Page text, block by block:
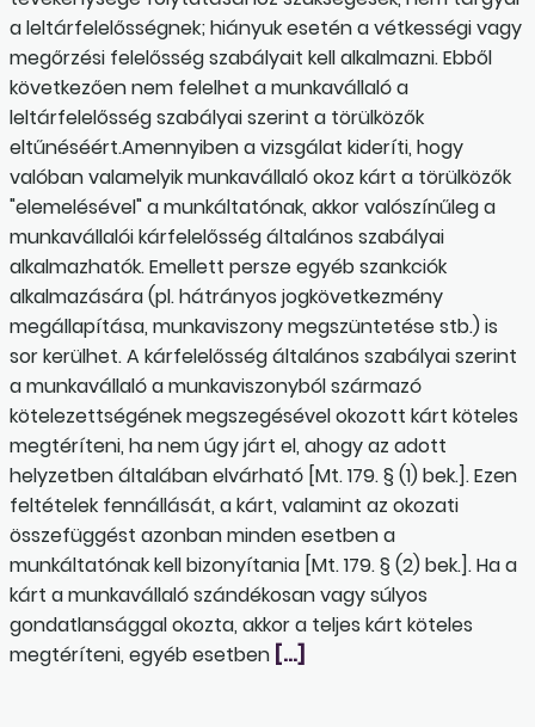
a leltárfelelősségnek; hiányuk esetén a vétkességi vagy
megőrzési felelősség szabályait kell alkalmazni. Ebből
következően nem felelhet a munkavállaló a
leltárfelelősség szabályai szerint a törülközők
eltűnéséért.Amennyiben a vizsgálat kideríti, hogy
valóban valamelyik munkavállaló okoz kárt a törülközők
"elemelésével" a munkáltatónak, akkor valószínűleg a
munkavállalói kárfelelősség általános szabályai
alkalmazhatók. Emellett persze egyéb szankciók
alkalmazására (pl. hátrányos jogkövetkezmény
megállapítása, munkaviszony megszüntetése stb.) is
sor kerülhet. A kárfelelősség általános szabályai szerint
a munkavállaló a munkaviszonyból származó
kötelezettségének megszegésével okozott kárt köteles
megtéríteni, ha nem úgy járt el, ahogy az adott
helyzetben általában elvárható [Mt. 179. § (1) bek.]. Ezen
feltételek fennállását, a kárt, valamint az okozati
összefüggést azonban minden esetben a
munkáltatónak kell bizonyítania [Mt. 179. § (2) bek.]. Ha a
kárt a munkavállaló szándékosan vagy súlyos
gondatlansággal okozta, akkor a teljes kárt köteles
megtéríteni, egyéb esetben […]